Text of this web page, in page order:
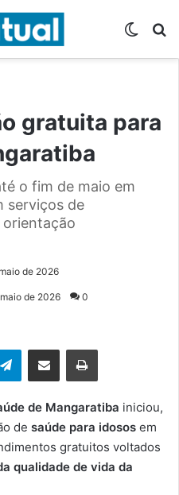
gratuita para
o fim de maio em
serviços de
de 2026
de 2026 0
Telegram
de Mangaratiba iniciou,
de saúde para idosos em
gratuitos voltados
qualidade de vida da